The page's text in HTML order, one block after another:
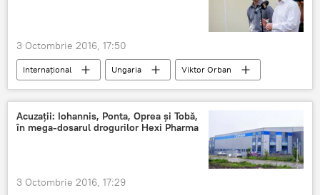
3 Octombrie 2016, 17:50
Internaţional Ungaria
Viktor Orban
Referendum
Naționalism
Acuzații: Iohannis, Ponta, Oprea şi Tobă,
în mega-dosarul drogurilor Hexi Pharma
3 Octombrie 2016, 17:29